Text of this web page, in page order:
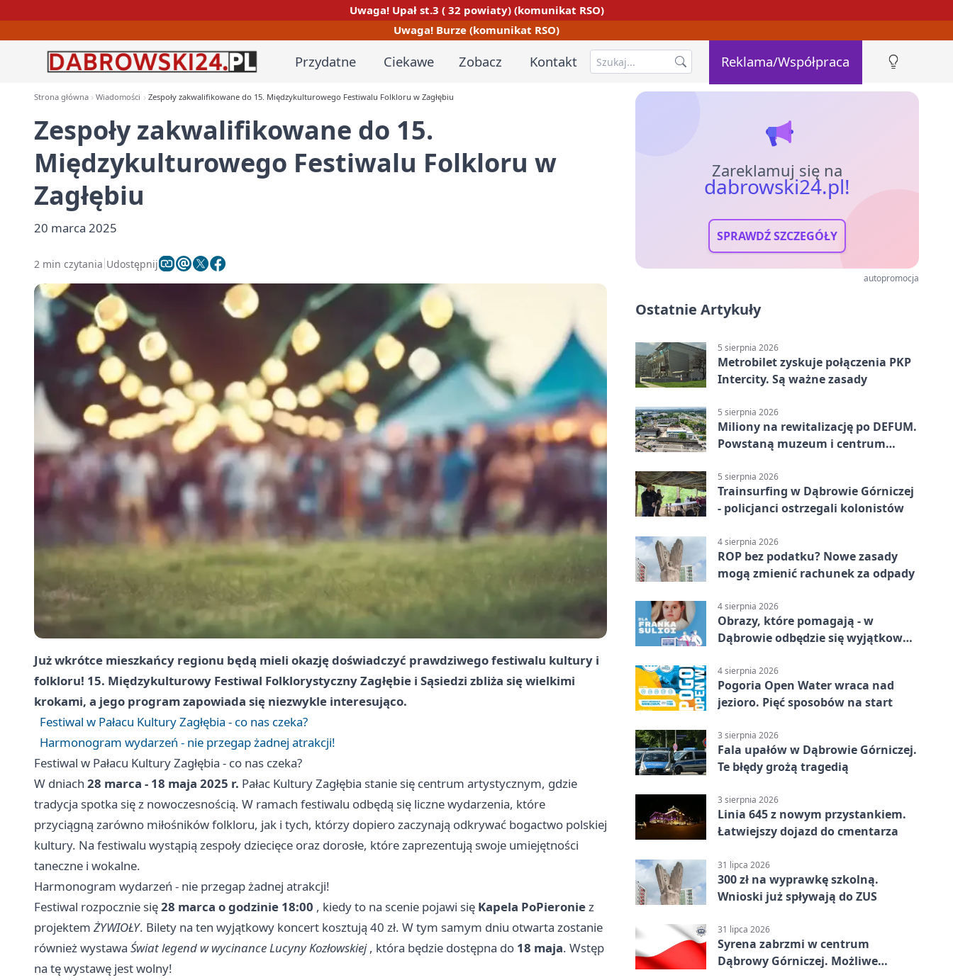
Uwaga! Upał st.3 ( 32 powiaty) (komunikat RSO)
Uwaga! Burze (komunikat RSO)
Przydatne Ciekawe Zobacz Kontakt Reklama/Współpraca
Strona główna Wiadomości Zespoły zakwalifikowane do 15. Międzykulturowego Festiwalu Folkloru w Zagłębiu
Zespoły zakwalifikowane do 15.
Międzykulturowego Festiwalu Folkloru w
Zagłębiu
20 marca 2025
2 min czytania Udostępnij
Już wkrótce mieszkańcy regionu będą mieli okazję doświadczyć prawdziwego festiwalu kultury i
folkloru! 15. Międzykulturowy Festiwal Folklorystyczny Zagłębie i Sąsiedzi zbliża się wielkimi
krokami, a jego program zapowiada się niezwykle interesująco.
Festiwal w Pałacu Kultury Zagłębia - co nas czeka?
Harmonogram wydarzeń - nie przegap żadnej atrakcji!
Festiwal w Pałacu Kultury Zagłębia - co nas czeka?
W dniach 28 marca - 18 maja 2025 r. Pałac Kultury Zagłębia stanie się centrum artystycznym, gdzie
tradycja spotka się z nowoczesnością. W ramach festiwalu odbędą się liczne wydarzenia, które
przyciągną zarówno miłośników folkloru, jak i tych, którzy dopiero zaczynają odkrywać bogactwo polskiej
kultury. Na festiwalu wystąpią zespoły dziecięce oraz dorosłe, które zaprezentują swoje umiejętności
taneczne i wokalne.
Harmonogram wydarzeń - nie przegap żadnej atrakcji!
Festiwal rozpocznie się28 marca o godzinie 18:00 , kiedy to na scenie pojawi się Kapela PoPieroniez
projektem ŻYWIOŁY. Bilety na ten wyjątkowy koncert kosztują 40 zł. W tym samym dniu otwarta zostanie
również wystawa Świat legend w wycinance Lucyny Kozłowskiej, która będzie dostępna do 18 maja. Wstęp
na tę wystawę jest wolny!
Zareklamuj się na
dabrowski24.pl!
SPRAWDŹ SZCZEGÓŁY
autopromocja
Ostatnie Artykuły
5 sierpnia 2026
Metrobilet zyskuje połączenia PKP
Intercity. Są ważne zasady
5 sierpnia 2026
Miliony na rewitalizację po DEFUM.
Powstaną muzeum i centrum
5 sierpnia 2026
Trainsurfing w Dąbrowie Górniczej
- policjanci ostrzegali kolonistów
4 sierpnia 2026
ROP bez podatku? Nowe zasady
mogą zmienić rachunek za odpady
4 sierpnia 2026
Obrazy, które pomagają - w
Dąbrowie odbędzie się wyjątkowa
4 sierpnia 2026
Pogoria Open Water wraca nad
jezioro. Pięć sposobów na start
3 sierpnia 2026
Fala upałów w Dąbrowie Górniczej.
Te błędy grożą tragedią
3 sierpnia 2026
Linia 645 z nowym przystankiem.
Łatwiejszy dojazd do cmentarza
31 lipca 2026
300 zł na wyprawkę szkolną.
Wnioski już spływają do ZUS
31 lipca 2026
Syrena zabrzmi w centrum
Dąbrowy Górniczej. Możliwe